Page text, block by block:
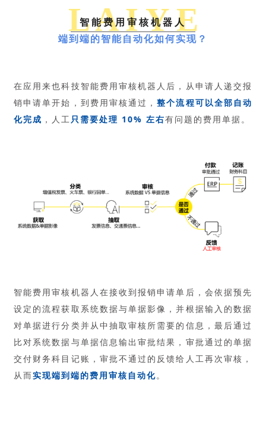
L A I Y E
智能费用审核机器人
端到端的智能自动化如何实现？
在应用来也科技智能费用审核机器人后，从申请人递交报
销申请单开始，到费用审核通过，整个流程可以全部自动
化完成 ，人工只需要处理 10% 左右有问题的费用单据。
智能费用审核机器人在接收到报销申请单后，会依据预先
设定的流程获取系统数据与单据影像，并根据输入的数据
对单据进行分类并从中抽取审核所需要的信息，最后通过
比对系统数据与单据信息输出审批结果，审批通过的单据
交付财务科目记账，审批不通过的反馈给人工再次审核，
从而实现端到端的费用审核自动化。